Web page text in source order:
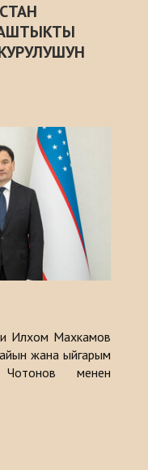
Илхом Махкамов
жана ыйгарым
менен